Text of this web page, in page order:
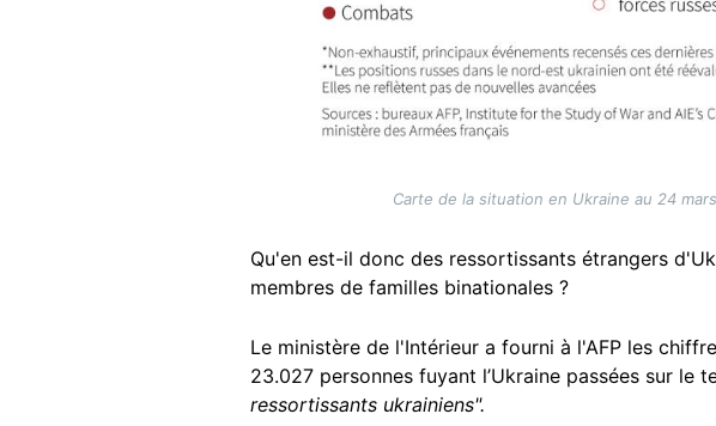
Carte de la situation en Ukraine au 24 mars
Qu'en est-il donc des ressortissants étrangers
membres de familles binationales ?
Le ministère de l'Intérieur a fourni à l'AFP les
23.027 personnes fuyant l’Ukraine passées sur
ressortissants ukrainiens".